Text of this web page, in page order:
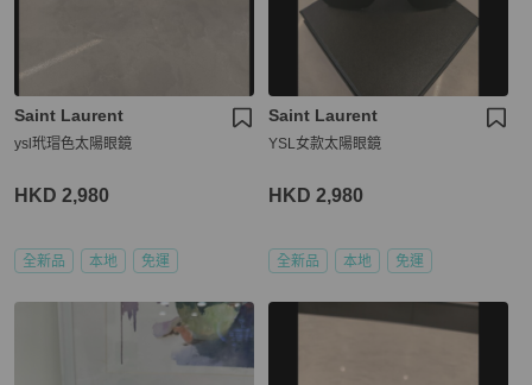
Saint Laurent
ysl玳瑁色太陽眼鏡
HKD 2,980
全新品 本地 免運
Saint Laurent
YSL女款太陽眼鏡
HKD 2,980
全新品 本地 免運